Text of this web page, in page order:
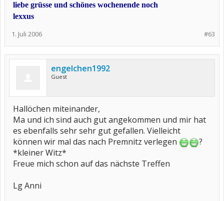
liebe grüsse und schönes wochenende noch
lexxus
#63
1. Juli 2006
engelchen1992
Guest
Hallöchen miteinander,
Ma und ich sind auch gut angekommen und mir hat
es ebenfalls sehr sehr gut gefallen. Vielleicht
können wir mal das nach Premnitz verlegen
?
*kleiner Witz*
Freue mich schon auf das nächste Treffen
Lg Anni